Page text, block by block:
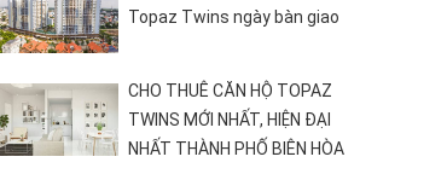
Topaz Twins ngày bàn giao
CHO THUÊ CĂN HỘ TOPAZ
TWINS MỚI NHẤT, HIỆN ĐẠI
NHẤT THÀNH PHỐ BIÊN HÒA